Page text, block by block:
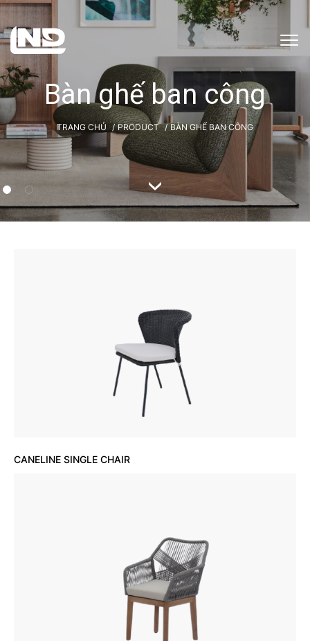
Bàn ghế ban công
TRANG CHỦ PRODUCT BÀN GHẾ BAN CÔNG
CANELINE SINGLE CHAIR